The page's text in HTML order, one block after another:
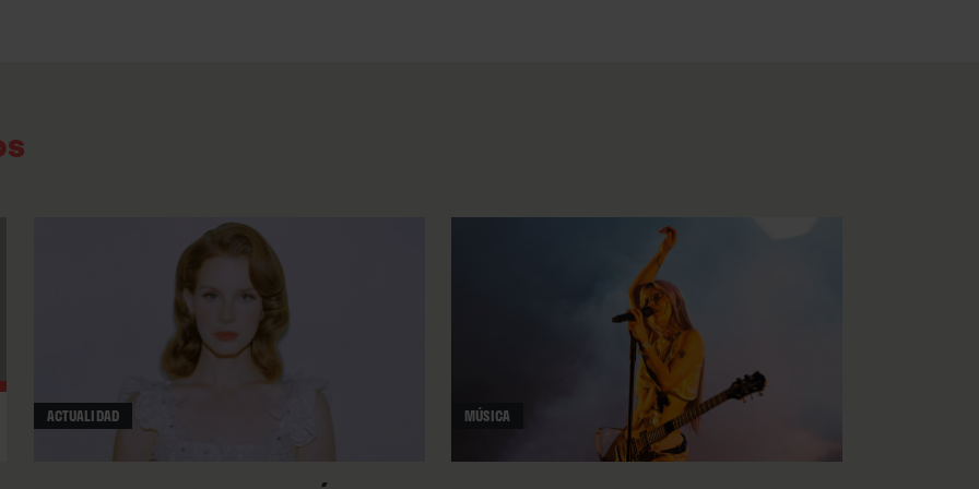
, el propio Smith hablaba de “The Overload” como“disco de concepto
anticapitalista”, pero es algo más que eso: es antidemagogia, antirracismo,
antirruido… En contra del ruido que hacemos, por ejemplo, al hablar alto
sin escuchar al de al lado, como ocurre en las conversaciones cruzadas de la
“The Overload” . Ese tema parece presentar al listillo Graham
(rescatado de “Fixer Upper”) como antihéroe de la función, pero después
cuesta más encontrar un hilo y el protagonismo parece repartirse entre
personajes mayormente atrapados en la insensata máquina del presente.
ACTUALIDAD MÚSICA